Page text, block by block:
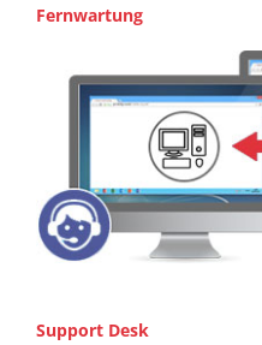
Fernwartung
Support Desk